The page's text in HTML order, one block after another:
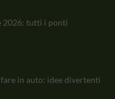
2026: tutti i ponti
in auto: idee divertenti